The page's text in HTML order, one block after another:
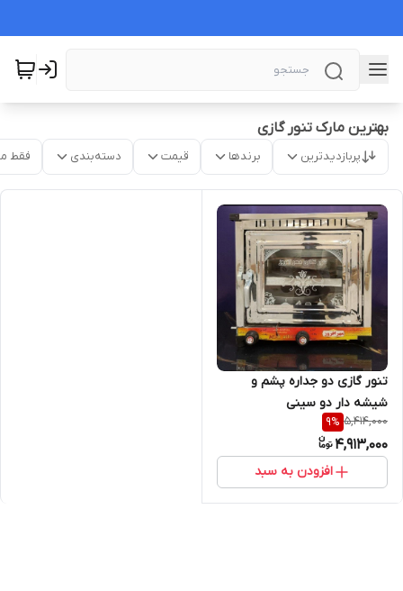
بهترین مارک تنور گازی
پربازدیدترین برندها قیمت دسته‌بندی فقط
تنور گازی دو جداره پشم و
شیشه دار دو سینی
5,414,000
9%
4,913,000
افزودن به سبد